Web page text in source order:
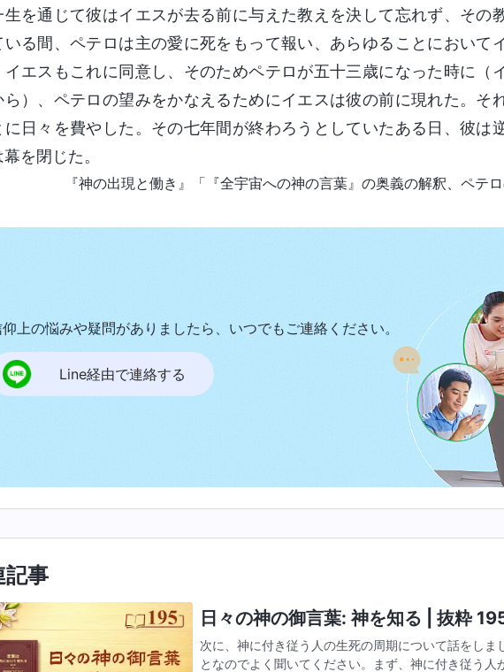
生を通じて彼はイエスが去る前に与えた教えを決して忘れず、その
いる間、ペテロは主の愛に死をもって報い、あらゆることにおいて
イエスもこれに同意し、そのためペテロが五十三歳になった時に（
ら）、ペテロの望みをかなえるためにイエスは彼の前に現れた。そ
に日々を費やした。その七年間が終わろうとしていたある日、彼は
を閉じた。
『神の出現と働き』「『全宇宙への神の言葉』の奥義の解釈、ペテ
上の悩みや疑問がありましたら、いつでもご連絡ください。
Line経由で連絡する
記事
日々の神の御言葉: 神を知る | 抜粋
次に、神に付き従う人の生死の周期について話をしま
となのでよく聞いてください。まず、神に付き従う人